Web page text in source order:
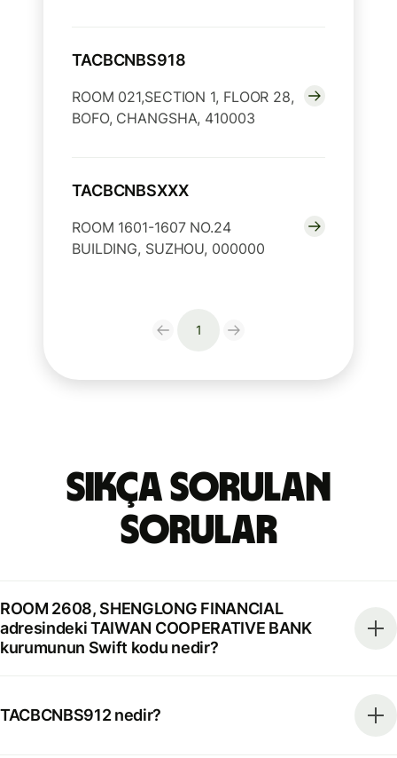
TACBCNBS918
ROOM 021,SECTION 1, FLOOR 28,
BOFO, CHANGSHA, 410003
TACBCNBSXXX
ROOM 1601-1607 NO.24
BUILDING, SUZHOU, 000000
1
Sıkça Sorulan
Sorular
ROOM 2608, SHENGLONG FINANCIAL
adresindeki TAIWAN COOPERATIVE BANK
kurumunun Swift kodu nedir?
TACBCNBS912 nedir?